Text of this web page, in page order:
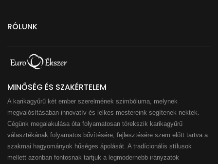
RÓLUNK
MINŐSÉG ÉS SZAKÉRTELEM
A karikagyűrű két ember szerelmének szimbóluma, melynek
megvalósításában innovatív és lelkes mestereink segítenek nektek.
Cégünk megalakulása óta folyamatosan törekszik karikagyűrű
választékának folyamatos bővítésére, fejlesztésére szem előtt tartva a
szakmai hagyományok hűséges ápolását. A tradícionális stílusok
mellett azonban fontosnak tartjuk a legmodernebb irányzatok